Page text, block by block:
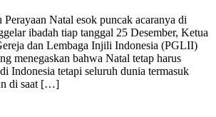
Perayaan Natal esok puncak acaranya di
ibadah tiap tanggal 25 Desember, Ketua
dan Lembaga Injili Indonesia (PGLII)
menegaskan bahwa Natal tetap harus
Indonesia tetapi seluruh dunia termasuk
di saat […]